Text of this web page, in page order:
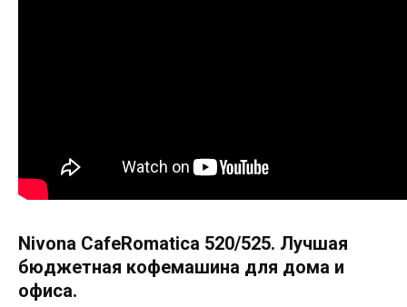
Nivona CafeRomatica 520/525. Лучшая
бюджетная кофемашина для дома и
офиса.